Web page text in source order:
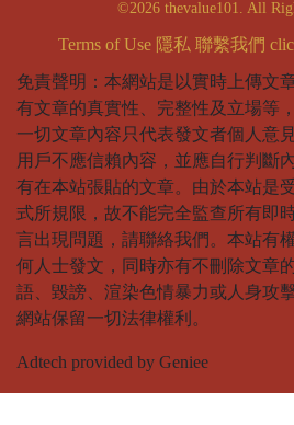
©2026 thevalue101. All
Terms of Use 隱私 聯繫我們
免責聲明：本網站是以實時上傳文
有文章的真實性、完整性及立場等
一切文章內容只代表發文者個人意
用戶不應信賴內容，並應自行判斷
有在本站張貼的文章。由於本站是
式所規限，故不能完全監查所有即
言出現問題，請聯絡我們。本站有
何人士發文，同時亦有不刪除文章
語、毀謗、渲染色情暴力或人身攻
網站保留一切法律權利。
Adtech provided by Geniee